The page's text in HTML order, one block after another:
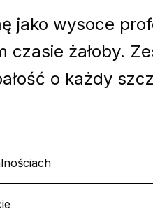
jako wysoce
żałoby.
o każdy